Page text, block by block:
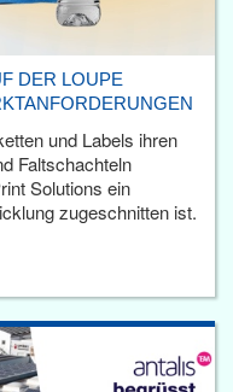
DER LOUPE
und Labels ihren
Faltschachteln
Solutions ein
zugeschnitten ist.